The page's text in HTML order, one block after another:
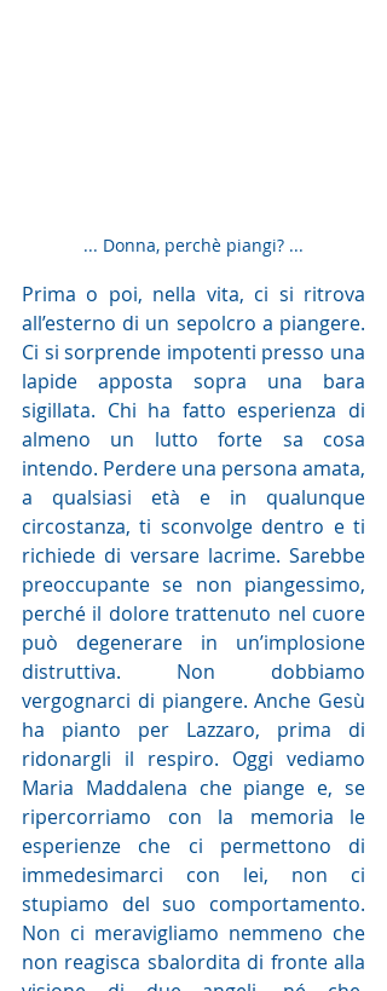
... Donna, perchè piangi? ...
Prima o poi, nella vita, ci si ritrova
all’esterno di un sepolcro a piangere.
Ci si sorprende impotenti presso una
lapide apposta sopra una bara
sigillata. Chi ha fatto esperienza di
almeno un lutto forte sa cosa
intendo. Perdere una persona amata,
a qualsiasi età e in qualunque
circostanza, ti sconvolge dentro e ti
richiede di versare lacrime. Sarebbe
preoccupante se non piangessimo,
perché il dolore trattenuto nel cuore
può degenerare in un’implosione
distruttiva. Non dobbiamo
vergognarci di piangere. Anche Gesù
ha pianto per Lazzaro, prima di
ridonargli il respiro. Oggi vediamo
Maria Maddalena che piange e, se
ripercorriamo con la memoria le
esperienze che ci permettono di
immedesimarci con lei, non ci
stupiamo del suo comportamento.
Non ci meravigliamo nemmeno che
non reagisca sbalordita di fronte alla